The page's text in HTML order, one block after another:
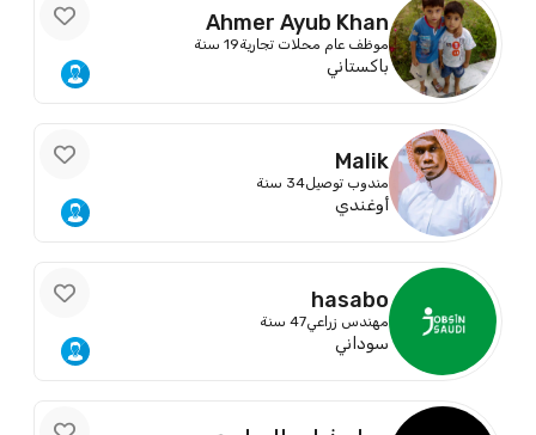
Ahmer Ayub Khan
موظف عام محلات تجارية19 سنة
باكستاني
Malik
مندوب توصيل34 سنة
أوغندي
hasabo
مهندس زراعي47 سنة
سوداني